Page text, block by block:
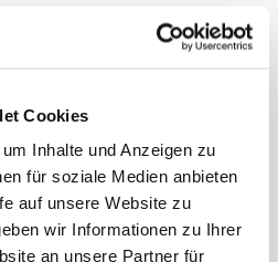
Cookies
Inhalte und Anzeigen zu
für soziale Medien anbieten
auf unsere Website zu
wir Informationen zu Ihrer
an unsere Partner für
Früheste Anreise *